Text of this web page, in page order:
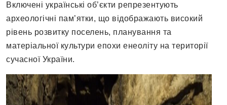
Включені українські об’єкти репрезентують
археологічні пам’ятки, що відображають високий
рівень розвитку поселень, планування та
матеріальної культури епохи енеоліту на території
сучасної України.